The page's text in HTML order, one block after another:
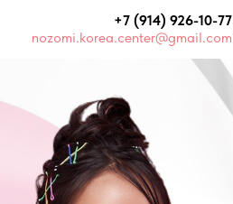
+7 (914) 926-10-77
nozomi.korea.center@gmail.com